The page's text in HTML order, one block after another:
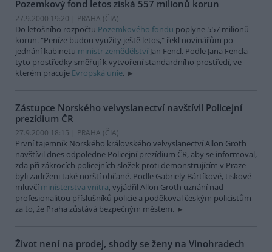
Pozemkový fond letos získá 557 milionů korun
27.9.2000 19:20 | PRAHA (ČIA)
Do letošního rozpočtu Pozemkového fondu poplyne 557 milionů
korun. "Peníze budou využity ještě letos," řekl novinářům po
jednání kabinetu ministr zemědělství Jan Fencl. Podle Jana Fencla
tyto prostředky směřují k vytvoření standardního prostředí, ve
kterém pracuje Evropská unie.
Zástupce Norského velvyslanectví navštívil Policejní
prezídium ČR
27.9.2000 18:15 | PRAHA (ČIA)
První tajemník Norského královského velvyslanectví Allon Groth
navštívil dnes odpoledne Policejní prezídium ČR, aby se informoval,
zda při zákrocích policejních složek proti demonstrujícím v Praze
byli zadrženi také norští občané. Podle Gabriely Bártíkové, tiskové
mluvčí ministerstva vnitra, vyjádřil Allon Groth uznání nad
profesionalitou příslušníků policie a poděkoval českým policistům
za to, že Praha zůstává bezpečným městem.
Život není na prodej, shodly se ženy na Vinohradech